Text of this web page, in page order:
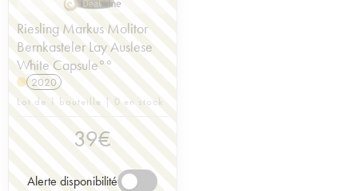
Riesling Markus Molitor
Bernkasteler Lay Auslese
White Capsule°°
2020
Lot de 1 bouteille | 0 en stock
39€
Alerte disponibilité